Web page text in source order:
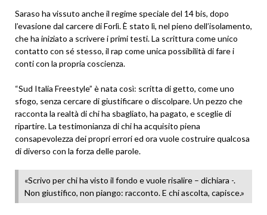
Saraso ha vissuto anche il regime speciale del 14 bis, dopo
l’evasione dal carcere di Forlì. È stato lì, nel pieno dell’isolamento,
che ha iniziato a scrivere i primi testi. La scrittura come unico
contatto con sé stesso, il rap come unica possibilità di fare i
conti con la propria coscienza.
“Sud Italia Freestyle” è nata così: scritta di getto, come uno
sfogo, senza cercare di giustificare o discolpare. Un pezzo che
racconta la realtà di chi ha sbagliato, ha pagato, e sceglie di
ripartire. La testimonianza di chi ha acquisito piena
consapevolezza dei propri errori ed ora vuole costruire qualcosa
di diverso con la forza delle parole.
«Scrivo per chi ha visto il fondo e vuole risalire – dichiara -.
Non giustifico, non piango: racconto. E chi ascolta, capisce.»